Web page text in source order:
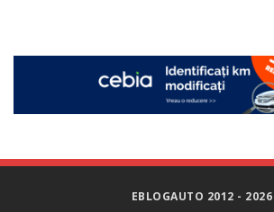
EBLOGAUTO 2012 - 2026